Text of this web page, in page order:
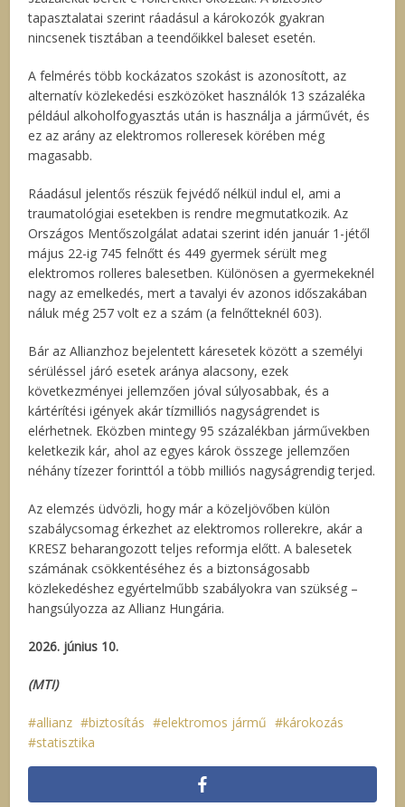
tapasztalatai szerint ráadásul a károkozók gyakran
nincsenek tisztában a teendőikkel baleset esetén.
A felmérés több kockázatos szokást is azonosított, az
alternatív közlekedési eszközöket használók 13 százaléka
például alkoholfogyasztás után is használja a járművét, és
ez az arány az elektromos rolleresek körében még
magasabb.
Ráadásul jelentős részük fejvédő nélkül indul el, ami a
traumatológiai esetekben is rendre megmutatkozik. Az
Országos Mentőszolgálat adatai szerint idén január 1-jétől
május 22-ig 745 felnőtt és 449 gyermek sérült meg
elektromos rolleres balesetben. Különösen a gyermekeknél
nagy az emelkedés, mert a tavalyi év azonos időszakában
náluk még 257 volt ez a szám (a felnőtteknél 603).
Bár az Allianzhoz bejelentett káresetek között a személyi
sérüléssel járó esetek aránya alacsony, ezek
következményei jellemzően jóval súlyosabbak, és a
kártérítési igények akár tízmilliós nagyságrendet is
elérhetnek. Eközben mintegy 95 százalékban járművekben
keletkezik kár, ahol az egyes károk összege jellemzően
néhány tízezer forinttól a több milliós nagyságrendig terjed.
Az elemzés üdvözli, hogy már a közeljövőben külön
szabálycsomag érkezhet az elektromos rollerekre, akár a
KRESZ beharangozott teljes reformja előtt. A balesetek
számának csökkentéséhez és a biztonságosabb
közlekedéshez egyértelműbb szabályokra van szükség –
hangsúlyozza az Allianz Hungária.
2026. június 10.
(MTI)
allianz biztosítás elektromos jármű
károkozás
statisztika